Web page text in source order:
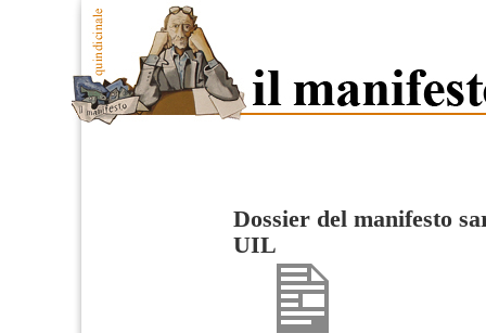
Dossier del manifesto
UIL